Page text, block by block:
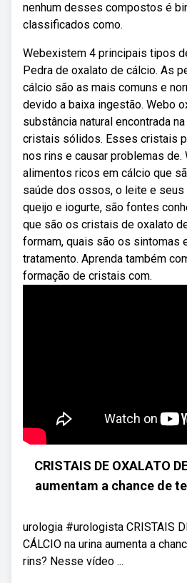
nenhum desses compostos é
classificados como.
Webexistem 4 principais tipos
Pedra de oxalato de cálcio. As
cálcio são as mais comuns e
devido a baixa ingestão. Webo
substância natural encontrada
cristais sólidos. Esses cristais
nos rins e causar problemas
alimentos ricos em cálcio que
saúde dos ossos, o leite e
queijo e iogurte, são fontes
que são os cristais de oxalato
formam, quais são os sintomas
tratamento. Aprenda também
formação de cristais com.
CRISTAIS DE OXALATO
aumentam a chance de
urologia #urologista CRISTAIS
CÁLCIO na urina aumenta a
rins? Nesse vídeo ...